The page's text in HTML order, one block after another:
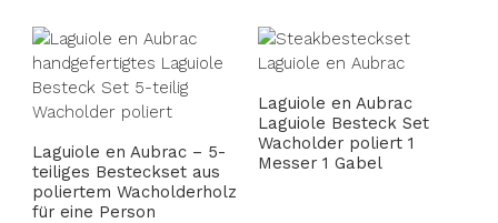
Laguiole en Aubrac – 5-
teiliges Besteckset aus
poliertem Wacholderholz
für eine Person
Laguiole en Aubrac
Laguiole Besteck Set
Wacholder poliert 1
Messer 1 Gabel